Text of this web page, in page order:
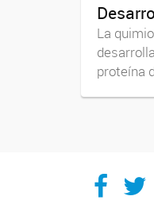
La
proteína